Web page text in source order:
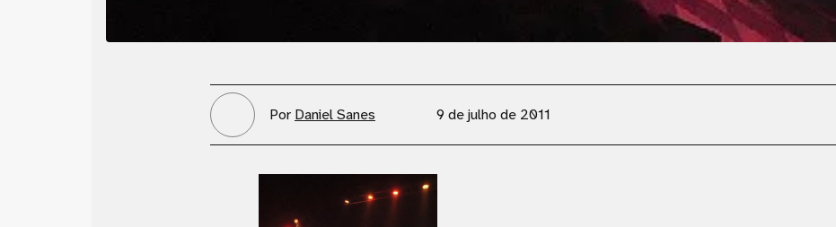
Por Daniel Sanes 9 de julho de 2011